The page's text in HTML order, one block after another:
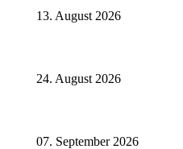
13. August 2026
24. August 2026
07. September 2026